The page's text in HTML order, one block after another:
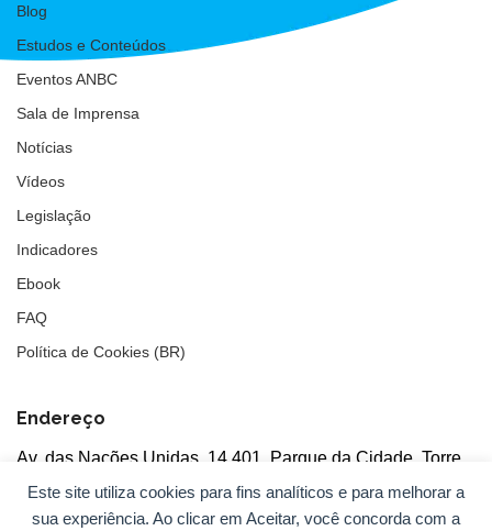
Este site utiliza cookies para fins analíticos e para melhorar a
sua experiência. Ao clicar em Aceitar, você concorda com a
Blog
Estudos e Conteúdos
Eventos ANBC
Sala de Imprensa
Notícias
Vídeos
Legislação
Indicadores
Ebook
FAQ
Política de Cookies (BR)
Endereço
Av. das Nações Unidas, 14.401, Parque da Cidade, Torre
Tarumã
5°andar, salas 502/503, CEP: 04730-090, São Paulo, SP